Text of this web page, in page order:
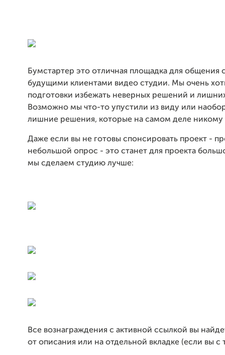
Бумстартер это отличная площадка для общения
будущими клиентами видео студии. Мы очень
подготовки избежать неверных решений и
Возможно мы что-то упустили из виду или
лишние решения, которые на самом деле
Даже если вы не готовы спонсировать проект -
небольшой опрос - это станет для проекта
мы сделаем студию лучше:
Все вознаграждения с активной ссылкой вы
от описания или на отдельной вкладке (если вы с